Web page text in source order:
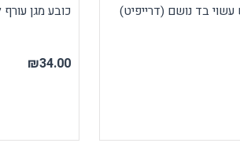
בד נושם (דרייפיט) כובע מגן
₪34.00